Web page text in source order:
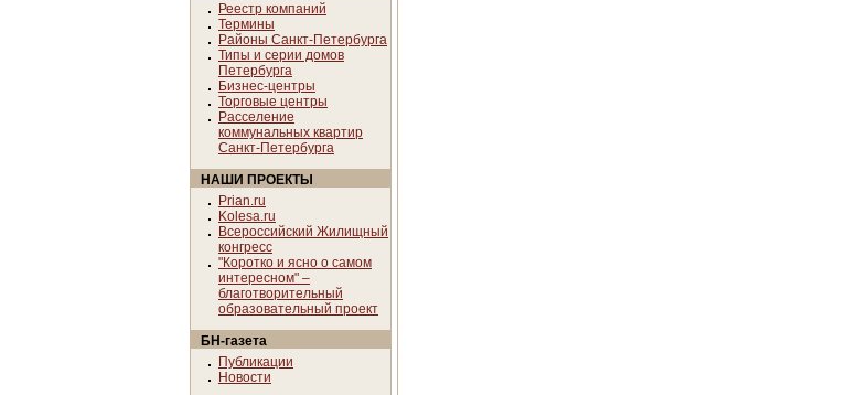
Реестр компаний
Термины
Районы Санкт-Петербурга
Типы и серии домов
Петербурга
Бизнес-центры
Торговые центры
Расселение
коммунальных квартир
Санкт-Петербурга
НАШИ ПРОЕКТЫ
Prian.ru
Kolesa.ru
Всероссийский Жилищный
конгресс
"Коротко и ясно о самом
интересном" –
благотворительный
образовательный проект
БН-газета
Публикации
Новости